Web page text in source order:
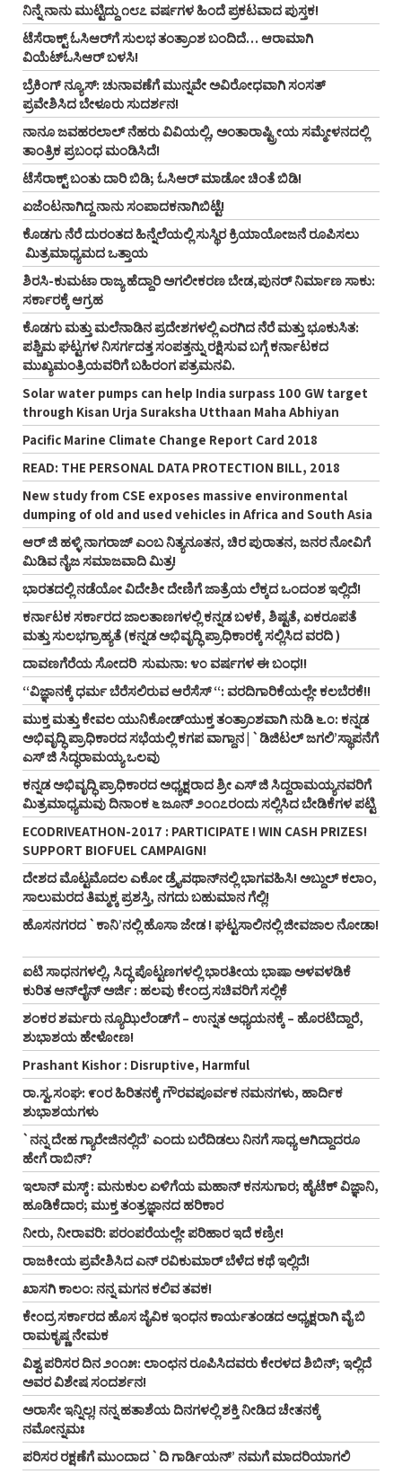
ನಿನ್ನೆ ನಾನು ಮುಟ್ಟಿದ್ದು ೧೮೭ ವರ್ಷಗಳ ಹಿಂದೆ ಪ್ರಕಟವಾದ ಪುಸ್ತಕ!
ಟೆಸೆರಾಕ್ಟ್‌ ಓಸಿಆರ್‌ಗೆ ಸುಲಭ ತಂತ್ರಾಂಶ ಬಂದಿದೆ… ಆರಾಮಾಗಿ
ವಿಯೆಟ್‌ಓಸಿಆರ್‌ ಬಳಸಿ!
ಬ್ರೆಕಿಂಗ್ ನ್ಯೂಸ್‌: ಚುನಾವಣೆಗೆ ಮುನ್ನವೇ ಅವಿರೋಧವಾಗಿ ಸಂಸತ್
ಪ್ರವೇಶಿಸಿದ ಬೇಳೂರು ಸುದರ್ಶನ!
ನಾನೂ ಜವಹರಲಾಲ್‌ ನೆಹರು ವಿವಿಯಲ್ಲಿ, ಅಂತಾರಾಷ್ಟ್ರೀಯ ಸಮ್ಮೇಳನದಲ್ಲಿ
ತಾಂತ್ರಿಕ ಪ್ರಬಂಧ ಮಂಡಿಸಿದೆ!
ಟೆಸೆರಾಕ್ಟ್‌ ಬಂತು ದಾರಿ ಬಿಡಿ; ಓಸಿಆರ್‌ ಮಾಡೋ ಚಿಂತೆ ಬಿಡಿ!
ಏಜೆಂಟನಾಗಿದ್ದ ನಾನು ಸಂಪಾದಕನಾಗಿಬಿಟ್ಟೆ!
ಕೊಡಗು ನೆರೆ ದುರಂತದ ಹಿನ್ನೆಲೆಯಲ್ಲಿ ಸುಸ್ಥಿರ ಕ್ರಿಯಾಯೋಜನೆ ರೂಪಿಸಲು
ಮಿತ್ರಮಾಧ್ಯಮದ ಒತ್ತಾಯ
ಶಿರಸಿ-ಕುಮಟಾ ರಾಜ್ಯ ಹೆದ್ದಾರಿ ಅಗಲೀಕರಣ ಬೇಡ,ಪುನರ್‌ ನಿರ್ಮಾಣ ಸಾಕು:
ಸರ್ಕಾರಕ್ಕೆ ಆಗ್ರಹ
ಕೊಡಗು ಮತ್ತು ಮಲೆನಾಡಿನ ಪ್ರದೇಶಗಳಲ್ಲಿ ಎರಗಿದ ನೆರೆ ಮತ್ತು ಭೂಕುಸಿತ:
ಪಶ್ಚಿಮ ಘಟ್ಟಗಳ ನಿಸರ್ಗದತ್ತ ಸಂಪತ್ತನ್ನು ರಕ್ಷಿಸುವ ಬಗ್ಗೆ ಕರ್ನಾಟಕದ
ಮುಖ್ಯಮಂತ್ರಿಯವರಿಗೆ ಬಹಿರಂಗ ಪತ್ರಮನವಿ.
Solar water pumps can help India surpass 100 GW target
through Kisan Urja Suraksha Utthaan Maha Abhiyan
Pacific Marine Climate Change Report Card 2018
READ: THE PERSONAL DATA PROTECTION BILL, 2018
New study from CSE exposes massive environmental
dumping of old and used vehicles in Africa and South Asia
ಆರ್‌ ಜಿ ಹಳ್ಳಿ ನಾಗರಾಜ್‌ ಎಂಬ ನಿತ್ಯನೂತನ, ಚಿರ ಪುರಾತನ, ಜನರ ನೋವಿಗೆ
ಮಿಡಿವ ನೈಜ ಸಮಾಜವಾದಿ ಮಿತ್ರ!
ಭಾರತದಲ್ಲಿ ನಡೆಯೋ ವಿದೇಶೀ ದೇಣಿಗೆ ಜಾತ್ರೆಯ ಲೆಕ್ಕದ ಒಂದಂಶ ಇಲ್ಲಿದೆ!
ಕರ್ನಾಟಕ ಸರ್ಕಾರದ ಜಾಲತಾಣಗಳಲ್ಲಿ ಕನ್ನಡ ಬಳಕೆ, ಶಿಷ್ಟತೆ, ಏಕರೂಪತೆ
ಮತ್ತು ಸುಲಭಗ್ರಾಹ್ಯತೆ (ಕನ್ನಡ ಅಭಿವೃದ್ಧಿ ಪ್ರಾಧಿಕಾರಕ್ಕೆ ಸಲ್ಲಿಸಿದ ವರದಿ )
ದಾವಣಗೆರೆಯ ಸೋದರಿ ಸುಮನಾ: ೪೦ ವರ್ಷಗಳ ಈ ಬಂಧ!!
“ವಿಜ್ಞಾನಕ್ಕೆ ಧರ್ಮ ಬೆರೆಸಲಿರುವ ಆರೆಸೆಸ್‌ “: ವರದಿಗಾರಿಕೆಯಲ್ಲೇ ಕಲಬೆರಕೆ!!
ಮುಕ್ತ ಮತ್ತು ಕೇವಲ ಯುನಿಕೋಡ್‌ಯುಕ್ತ ತಂತ್ರಾಂಶವಾಗಿ ನುಡಿ ೬.೦: ಕನ್ನಡ
ಅಭಿವೃದ್ಧಿ ಪ್ರಾಧಿಕಾರದ ಸಭೆಯಲ್ಲಿ ಕಗಪ ವಾಗ್ದಾನ | `ಡಿಜಿಟಲ್‌ ಜಗಲಿ’ಸ್ಥಾಪನೆಗೆ
ಎಸ್‌ ಜಿ ಸಿದ್ಧರಾಮಯ್ಯ ಒಲವು
ಕನ್ನಡ ಅಭಿವೃದ್ಧಿ ಪ್ರಾಧಿಕಾರದ ಅಧ್ಯಕ್ಷರಾದ ಶ್ರೀ ಎಸ್‌ ಜಿ ಸಿದ್ದರಾಮಯ್ಯನವರಿಗೆ
ಮಿತ್ರಮಾಧ್ಯಮವು ದಿನಾಂಕ ೬ ಜೂನ್‌ ೨೦೧೭ರಂದು ಸಲ್ಲಿಸಿದ ಬೇಡಿಕೆಗಳ ಪಟ್ಟಿ
ECODRIVEATHON-2017 : PARTICIPATE ! WIN CASH PRIZES!
SUPPORT BIOFUEL CAMPAIGN!
ದೇಶದ ಮೊಟ್ಟಮೊದಲ ಎಕೋ ಡ್ರೈವಥಾನ್‌ನಲ್ಲಿ ಭಾಗವಹಿಸಿ! ಅಬ್ದುಲ್‌ ಕಲಾಂ,
ಸಾಲುಮರದ ತಿಮ್ಮಕ್ಕ ಪ್ರಶಸ್ತಿ, ನಗದು ಬಹುಮಾನ ಗೆಲ್ಲಿ!
ಹೊಸನಗರದ `ಕಾನಿ’ನಲ್ಲಿ ಹೊಸಾ ಜೇಡ ! ಘಟ್ಟಸಾಲಿನಲ್ಲಿ ಜೀವಜಾಲ ನೋಡಾ!
ಐಟಿ ಸಾಧನಗಳಲ್ಲಿ, ಸಿದ್ಧ ಪೊಟ್ಟಣಗಳಲ್ಲಿ ಭಾರತೀಯ ಭಾಷಾ ಅಳವಳಡಿಕೆ
ಕುರಿತ ಆನ್‌ಲೈನ್‌ ಅರ್ಜಿ : ಹಲವು ಕೇಂದ್ರ ಸಚಿವರಿಗೆ ಸಲ್ಲಿಕೆ
ಶಂಕರ ಶರ್ಮರು ನ್ಯೂಝಿಲೆಂಡ್‌ಗೆ – ಉನ್ನತ ಅಧ್ಯಯನಕ್ಕೆ – ಹೊರಟಿದ್ದಾರೆ,
ಶುಭಾಶಯ ಹೇಳೋಣ!
Prashant Kishor : Disruptive, Harmful
ರಾ.ಸ್ವ.ಸಂಘ: ೯೦ರ ಹಿರಿತನಕ್ಕೆ ಗೌರವಪೂರ್ವಕ ನಮನಗಳು, ಹಾರ್ದಿಕ
ಶುಭಾಶಯಗಳು
`ನನ್ನ ದೇಹ ಗ್ಯಾರೇಜಿನಲ್ಲಿದೆ’ ಎಂದು ಬರೆದಿಡಲು ನಿನಗೆ ಸಾಧ್ಯ ಆಗಿದ್ದಾದರೂ
ಹೇಗೆ ರಾಬಿನ್‌?
ಇಲಾನ್ ಮಸ್ಕ್ : ಮನುಕುಲ ಏಳಿಗೆಯ ಮಹಾನ್ ಕನಸುಗಾರ; ಹೈಟೆಕ್ ವಿಜ್ಞಾನಿ,
ಹೂಡಿಕೆದಾರ; ಮುಕ್ತ ತಂತ್ರಜ್ಞಾನದ ಹರಿಕಾರ
ನೀರು, ನೀರಾವರಿ: ಪರಂಪರೆಯಲ್ಲೇ ಪರಿಹಾರ ಇದೆ ಕಣ್ರೀ!
ರಾಜಕೀಯ ಪ್ರವೇಶಿಸಿದ ಎನ್‌ ರವಿಕುಮಾರ್‌ ಬೆಳೆದ ಕಥೆ ಇಲ್ಲಿದೆ!
ಖಾಸಗಿ ಕಾಲಂ: ನನ್ನ ಮಗನ ಕಲಿವ ತವಕ!
ಕೇಂದ್ರ ಸರ್ಕಾರದ ಹೊಸ ಜೈವಿಕ ಇಂಧನ ಕಾರ್ಯತಂಡದ ಅಧ್ಯಕ್ಷರಾಗಿ ವೈ ಬಿ
ರಾಮಕೃಷ್ಣ ನೇಮಕ
ವಿಶ್ವ ಪರಿಸರ ದಿನ ೨೦೧೫: ಲಾಂಛನ ರೂಪಿಸಿದವರು ಕೇರಳದ ಶಿಬಿನ್‌; ಇಲ್ಲಿದೆ
ಅವರ ವಿಶೇಷ ಸಂದರ್ಶನ!
ಅರಾಸೇ ಇನ್ನಿಲ್ಲ! ನನ್ನ ಹತಾಶೆಯ ದಿನಗಳಲ್ಲಿ ಶಕ್ತಿ ನೀಡಿದ ಚೇತನಕ್ಕೆ
ನಮೋನ್ನಮಃ
ಪರಿಸರ ರಕ್ಷಣೆಗೆ ಮುಂದಾದ `ದಿ ಗಾರ್ಡಿಯನ್‌’ ನಮಗೆ ಮಾದರಿಯಾಗಲಿ